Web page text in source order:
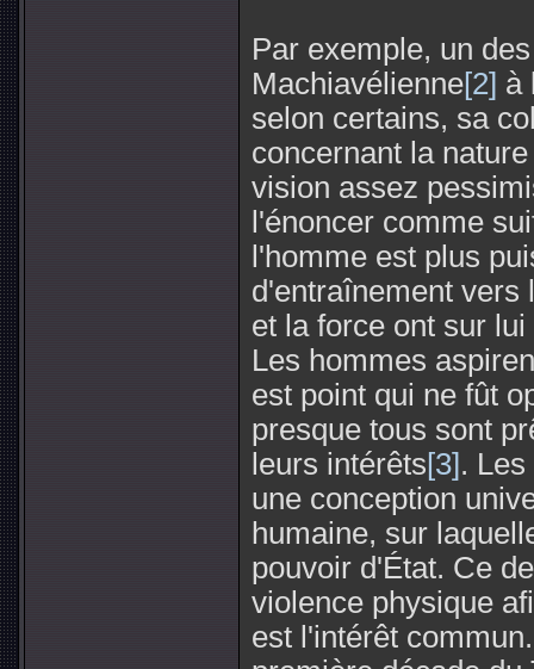
Par exemple, un
Machiavélienne[2] à
selon certains, sa
concernant la
vision assez
l'énoncer comme
l'homme est plus
d'entraînement vers
et la force ont sur
Les hommes
est point qui ne fût
presque tous sont
leurs intérêts[3].
une conception
humaine, sur
pouvoir d'État. Ce
violence physique
est l'intérêt